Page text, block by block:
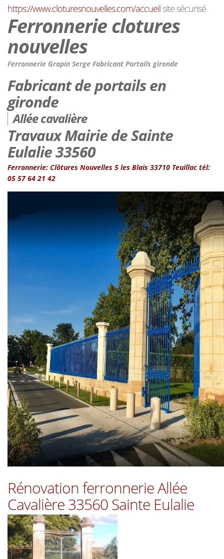
https://www.cloturesnouvelles.com/accueil site sécurisé
Ferronnerie clotures
nouvelles
Ferronnerie Grapin Serge Fabricant Portails gironde
Fabricant de portails en
gironde
Allée cavalière
Travaux Mairie de Sainte
Eulalie 33560
Ferronnerie: Clôtures Nouvelles 5 les Blais 33710 Teuillac tél:
05 57 64 21 42
Rénovation ferronnerie Allée
Cavalière 33560 Sainte Eulalie